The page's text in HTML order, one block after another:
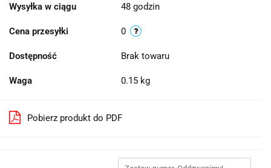
Wysyłka w ciągu 48 godzin
Cena przesyłki 0
Dostępność Brak towaru
Waga 0.15 kg
Pobierz produkt do PDF